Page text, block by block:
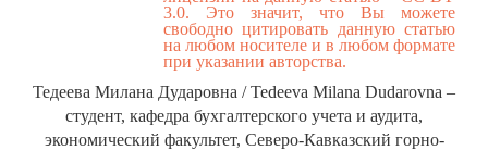
3.0. Это значит, что Вы можете
свободно цитировать данную статью
на любом носителе и в любом формате
при указании авторства.
Тедеева Милана Дударовна / Tedeeva Milana Dudarovna –
студент, кафедра бухгалтерского учета и аудита,
экономический факультет, Северо-Кавказский горно-